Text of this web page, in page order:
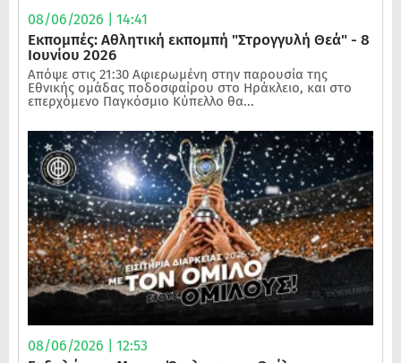
08/06/2026 | 14:41
Εκπομπές: Αθλητική εκπομπή "Στρογγυλή Θεά" - 8
Ιουνίου 2026
Απόψε στις 21:30 Αφιερωμένη στην παρουσία της
Εθνικής ομάδας ποδοσφαίρου στο Ηράκλειο, και στο
επερχόμενο Παγκόσμιο Κύπελλο θα...
08/06/2026 | 12:53